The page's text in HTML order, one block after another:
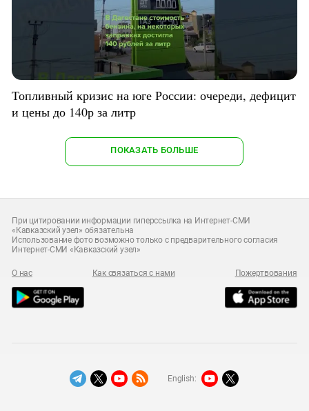
Топливный кризис на юге России: очереди, дефицит
и цены до 140р за литр
ПОКАЗАТЬ БОЛЬШЕ
При цитировании информации гиперссылка на Интернет-СМИ
«Кавказский узел» обязательна
Использование фото возможно только с предварительного согласия
Интернет-СМИ «Кавказский узел»
О нас Как связаться с нами Пожертвования
English: